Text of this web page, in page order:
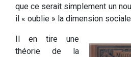
que ce serait simplement un
il « oublie » la dimension
Il en tire une
théorie de la